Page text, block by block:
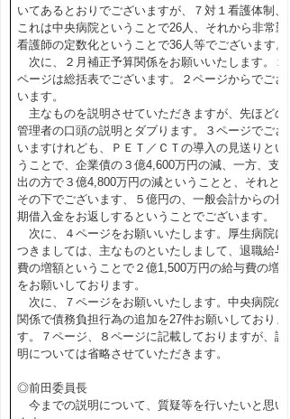
いてあるとおりでございますが、７対１看護体制、
これは中央病院ということで26人、それから非常勤
看護師の定数化ということで36人等でございます。
次に、２月補正予算関係をお願いいたします。１
ページは総括表でございます。２ページからでござ
います。
主なものを説明させていただきますが、先ほどの
管理者の口頭の説明とダブります。３ページでござ
いますけれども、ＰＥＴ／ＣＴの導入の見送りとい
うことで、企業債の３億4,600万円の減、一方、支
出の方で３億4,800万円の減ということと、それと
その下でございます、５億円の、一般会計からの長
期借入金をお返しするということでございます。
次に、４ページをお願いいたします。厚生病院に
つきましては、主なものといたしまして、退職給与
費の増額ということで２億1,500万円の給与費の増
をお願いしております。
次に、７ページをお願いいたします。中央病院の
関係で債務負担行為の追加を27件お願いしておりま
す。７ページ、８ページに記載しておりますが、説
明については省略させていただきます。
◎前田委員長
今までの説明について、質疑等を行いたいと思い